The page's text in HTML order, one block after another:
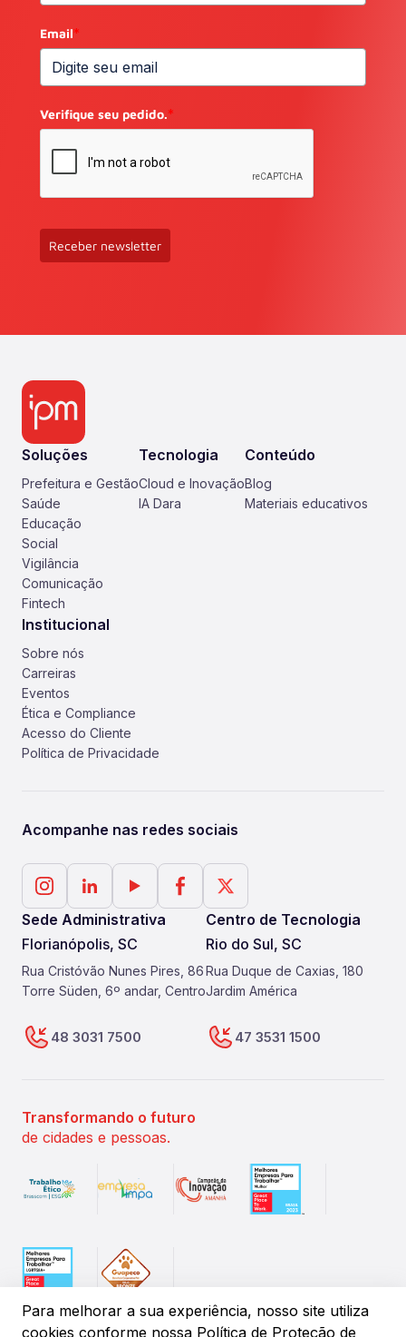
Para melhorar a sua experiência, nosso site utiliza
cookies conforme nossa Política de Proteção de
Email*
Verifique seu pedido.*
Receber newsletter
Soluções
Prefeitura e Gestão
Saúde
Educação
Social
Vigilância
Comunicação
Fintech
Tecnologia
Cloud e Inovação
IA Dara
Conteúdo
Blog
Materiais educativos
Institucional
Sobre nós
Carreiras
Eventos
Ética e Compliance
Acesso do Cliente
Política de Privacidade
Acompanhe nas redes sociais
Sede Administrativa
Florianópolis, SC
Rua Cristóvão Nunes Pires, 86
Torre Süden, 6º andar, Centro
48 3031 7500
Centro de Tecnologia
Rio do Sul, SC
Rua Duque de Caxias, 180
Jardim América
47 3531 1500
Transformando o futuro
de cidades e pessoas.